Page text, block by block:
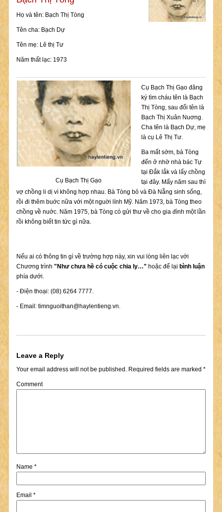
Họ và tên: Bạch Thị Tòng
Tên cha: Bạch Dự
Tên mẹ: Lê thị Tư
Năm thất lạc: 1973
Cụ Bạch Thị Gạo
Cụ Bạch Thị Gạo đăng
ký tìm cháu tên là Bạch
Thị Tòng, sau đổi tên là
Bạch Thị Xuân Nuơng.
Cha tên là Bạch Dự, mẹ
là cụ Lê Thị Tư.
Ba mất sớm, bà Tòng
đến ở nhờ nhà bác Tự
tại Đắk lắk và lấy chồng
tại đây. Mấy năm sau thì
vợ chồng li dị vì không hợp nhau. Bà Tòng bỏ và Đà Nẵng sinh sống,
rồi đi thêm buớc nữa với một nguời lính Mỹ. Năm 1973, bà Tòng theo
chồng về nuớc. Năm 1975, bà Tòng có gửi thư về cho gia đình một lần
rồi không biết tin tức gì nữa.
Nếu ai có thông tin gì về trường hợp này, xin vui lòng liên lạc với
Chương trình "Như chưa hề có cuộc chia ly…" hoặc để lại bình luận
phía dưới.
- Điện thoại: (08) 6264 7777.
- Email: timnguoithan@haylentieng.vn.
Leave a Reply
Your email address will not be published.Required fields are marked *
Comment
Name *
Email *